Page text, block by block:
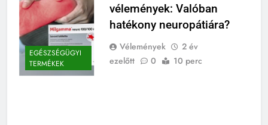
EGÉSZSÉGÜGYI
TERMÉKEK
vélemények: Valóban
hatékony neuropátiára?
Vélemények
2 év
ezelőtt
0 10 perc